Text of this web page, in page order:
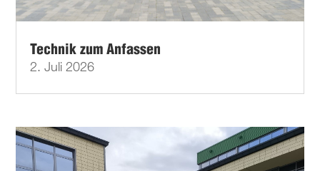
Technik zum Anfassen
2. Juli 2026